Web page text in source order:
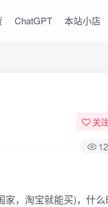
ChatGPT 本站小店
关
，淘宝就能买)，什